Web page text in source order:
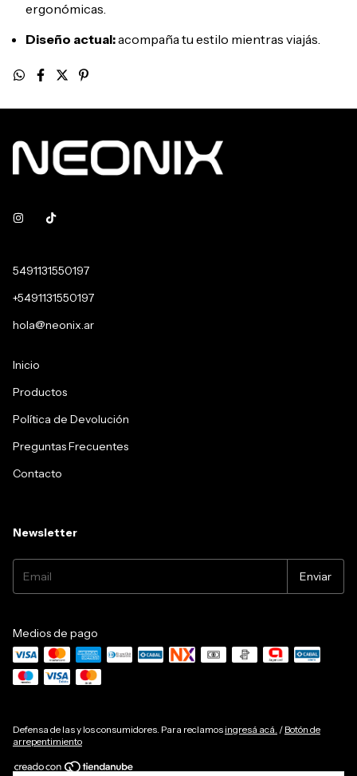
ergonómicas.
Diseño actual:acompaña tu estilo mientras viajás.
5491131550197
+5491131550197
hola@neonix.ar
Inicio
Productos
Política de Devolución
Preguntas Frecuentes
Contacto
Newsletter
Medios de pago
Defensa de las y los consumidores. Para reclamos ingresá acá. / Botón de
arrepentimiento